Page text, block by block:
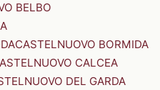
BELBO
CASTELNUOVO BORMIDA
CALCEA
DEL GARDA